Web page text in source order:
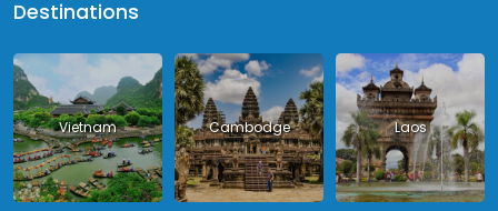
Destinations
Vietnam Cambodge Laos